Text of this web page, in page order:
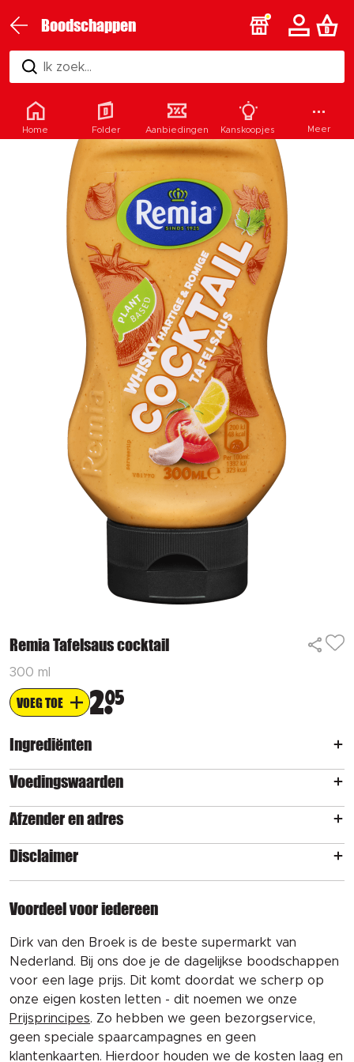
Boodschappen
Ik zoek...
Remia Tafelsaus cocktail
300 ml
VOEG TOE 205
Ingrediënten
Voedingswaarden
Afzender en adres
Disclaimer
Voordeel voor iedereen
Dirk van den Broek is de beste supermarkt van
Nederland. Bij ons doe je de dagelijkse boodschappen
voor een lage prijs. Dit komt doordat we scherp op
onze eigen kosten letten - dit noemen we onze
Prijsprincipes. Zo hebben we geen bezorgservice,
geen speciale spaarcampagnes en geen
klantenkaarten. Hierdoor houden we de kosten laag en
Home Folder Aanbiedingen Kanskoopjes Meer